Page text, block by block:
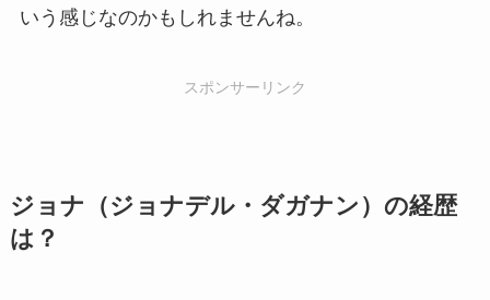
いう感じなのかもしれませんね。
スポンサーリンク
ジョナ（ジョナデル・ダガナン）の経歴
は？